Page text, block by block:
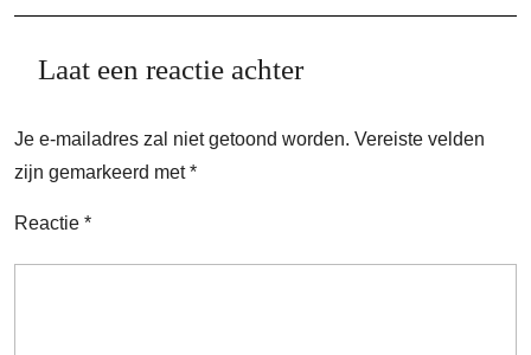
Laat een reactie achter
Je e-mailadres zal niet getoond worden. Vereiste velden
zijn gemarkeerd met*
Reactie *